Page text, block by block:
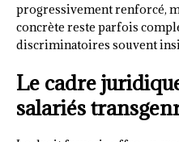
progressivement renforcé,
concrète reste parfois
discriminatoires souvent
Le cadre
salariés